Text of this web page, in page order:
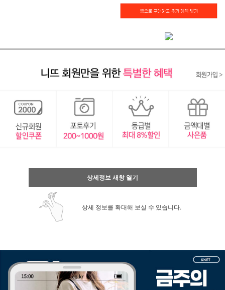
상세정보 새창 열기
상세 정보를 확대해 보실 수 있습니다.